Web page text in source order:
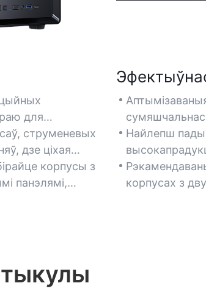
для
і павышэння
прасторы на
струменевых
дзе ціхая
корпусы з
панэлямі,
кампанентаў.
інструментаў
Найлепш
рабочых
канструкцый,
корпусах з